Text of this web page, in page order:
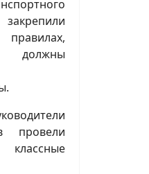
провели
классные